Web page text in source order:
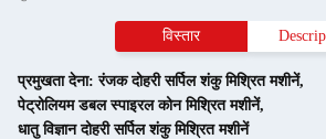
विस्तार
प्रमुखता देना:रंजक दोहरी सर्पिल शंकु मिश्रित मशीनें,
पेट्रोलियम डबल स्पाइरल कोन मिश्रित मशीनें,
धातु विज्ञान दोहरी सर्पिल शंकु मिश्रित मशीनें